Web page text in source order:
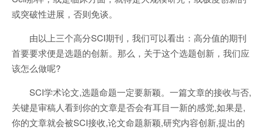
或突破性进展，否则免谈。
由以上三个高分SCI期刊，我们可以看出：高分值的期刊
首要要求便是选题的创新。那么，关于这个选题创新，我们应
该怎么做呢?
SCI学术论文,选题命题一定要新颖。一篇文章的接收与否,
关键是审稿人看到你的文章是否会有耳目一新的感觉,如果是,
你的文章就会被SCI接收,论文命题新颖,研究内容创新,提出的